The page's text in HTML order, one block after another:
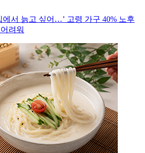
에서 늙고 싶어…’ 고령 가구 40% 노후
려워